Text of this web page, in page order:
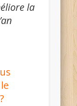
la